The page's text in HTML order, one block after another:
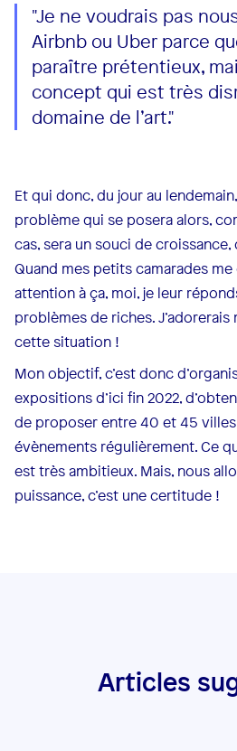
"Je ne voudrais pas
Airbnb ou Uber parce
paraître prétentieux,
concept qui est très
domaine de l’art."
Et qui donc, du jour au
problème qui se posera alors,
cas, sera un souci de
Quand mes petits camarades
attention à ça, moi, je leur
problèmes de riches.
cette situation !
Mon objectif, c’est donc
expositions d’ici fin 2022,
de proposer entre 40 et 45
évènements régulièrement. Ce
est très ambitieux. Mais, nous
puissance, c’est une certitude !
Articles